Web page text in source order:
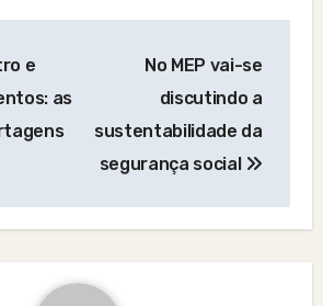
e
as
No MEP vai-se
discutindo a
sustentabilidade da
segurança social